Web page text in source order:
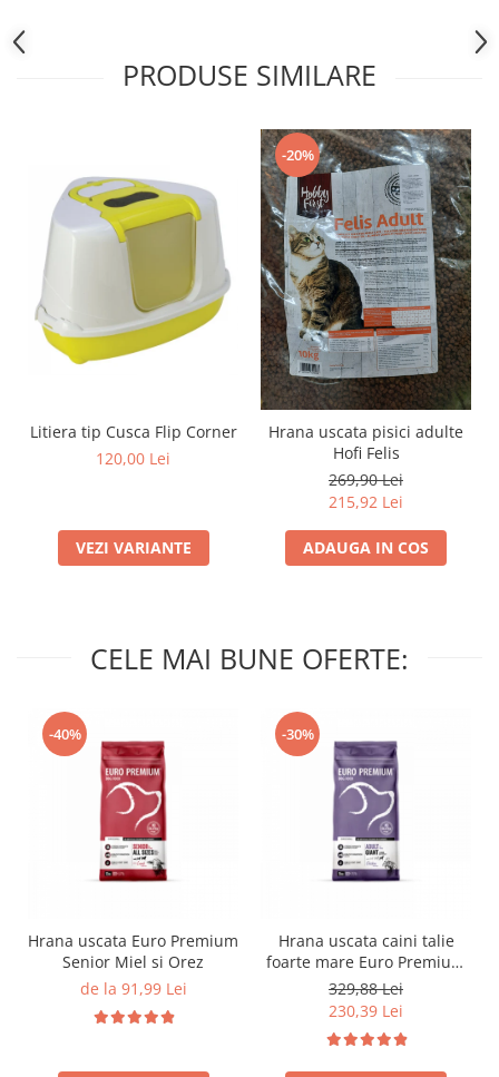
PRODUSE SIMILARE
Litiera tip Cusca Flip Corner
120,00 Lei
VEZI VARIANTE
-20%
Hrana uscata pisici adulte
Hofi Felis
269,90 Lei
215,92 Lei
ADAUGA IN COS
CELE MAI BUNE OFERTE:
-40%
Hrana uscata Euro Premium
Senior Miel si Orez
de la 91,99 Lei
-30%
Hrana uscata caini talie
foarte mare Euro Premium
Giant Adult pui si orez 15
Kg
329,88 Lei
230,39 Lei